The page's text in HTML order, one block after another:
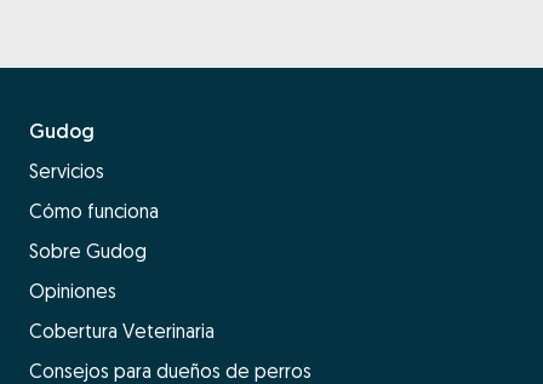
Gudog
Servicios
Cómo funciona
Sobre Gudog
Opiniones
Cobertura Veterinaria
Consejos para dueños de perros